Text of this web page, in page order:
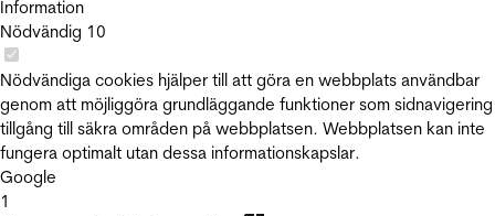
Information
Nödvändig 10
Nödvändiga cookies hjälper till att göra en webbplats användbar
genom att möjliggöra grundläggande funktioner som
tillgång till säkra områden på webbplatsen. Webbplatsen kan inte
fungera optimalt utan dessa informationskapslar.
Google
1